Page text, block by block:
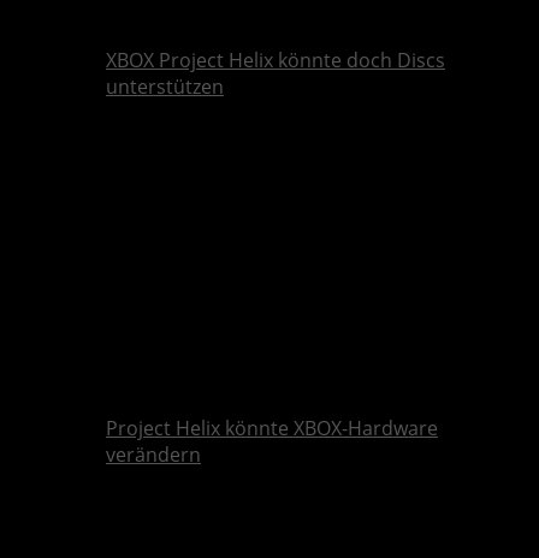
XBOX Project Helix könnte doch Discs
unterstützen
Project Helix könnte XBOX-Hardware
verändern